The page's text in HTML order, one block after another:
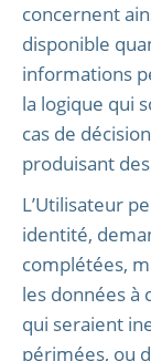
concernent
disponible
informations
la logique qui
cas de
produisant
L’Utilisateur
identité,
complétées,
les données à
qui seraient
périmées, ou